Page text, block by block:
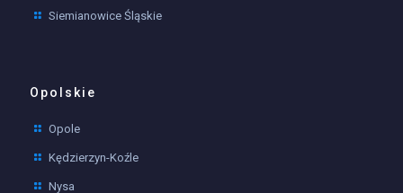
Siemianowice Śląskie
Opolskie
Opole
Kędzierzyn-Koźle
Nysa